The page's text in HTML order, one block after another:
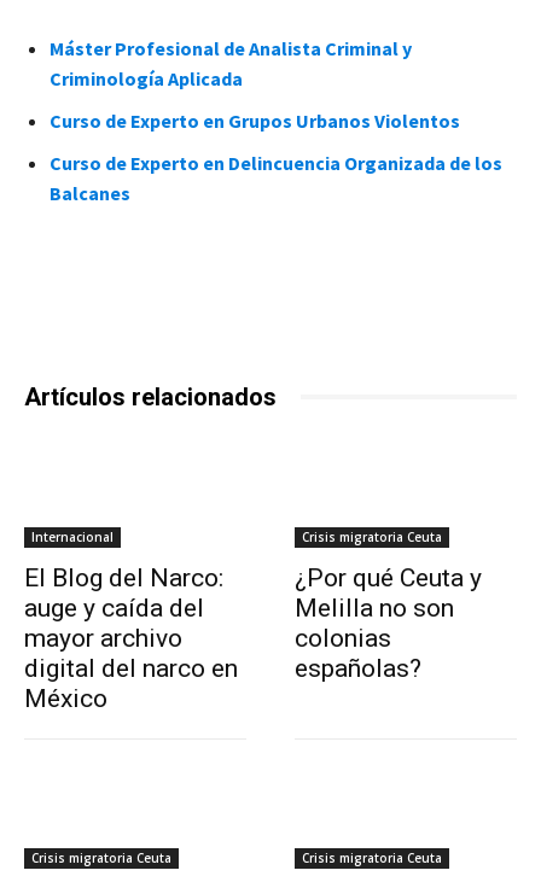
Máster Profesional de Analista Criminal y
Criminología Aplicada
Curso de Experto en Grupos Urbanos Violentos
Curso de Experto en Delincuencia Organizada de los
Balcanes
Artículos relacionados
Internacional
El Blog del Narco:
auge y caída del
mayor archivo
digital del narco en
México
Crisis migratoria Ceuta
¿Por qué Ceuta y
Melilla no son
colonias
españolas?
Crisis migratoria Ceuta Crisis migratoria Ceuta